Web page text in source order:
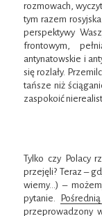
rozmowach,
tym razem
perspektywy
frontowym,
antynatowskie i
się rozlały.
tańsze niż
zaspokoić
Tylko czy Polacy
przejęli? Teraz –
wiemy…) –
pytanie.
przeprowadzony